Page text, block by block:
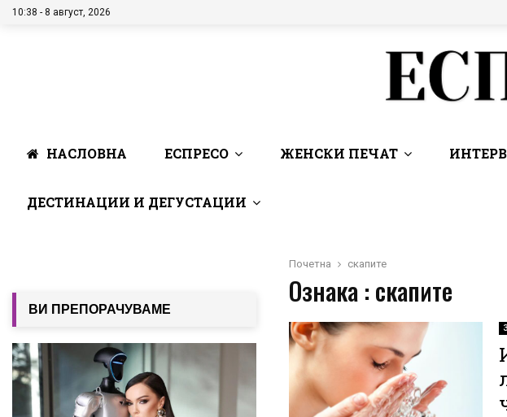
10:38 - 8 август, 2026
НАСЛОВНА ЕСПРЕСО ЖЕНСКИ ПЕЧАТ
ДЕСТИНАЦИИ И ДЕГУСТАЦИИ
Почетна скапите
Ознака : скапите
ВИ ПРЕПОРАЧУВАМЕ